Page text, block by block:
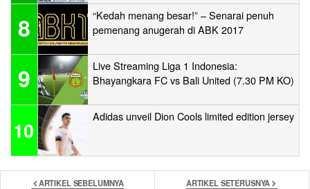
8
“Kedah menang besar!” – Senarai penuh
pemenang anugerah di ABK 2017
9
Live Streaming Liga 1 Indonesia:
Bhayangkara FC vs Bali United (7.30 PM KO)
10
Adidas unveil Dion Cools limited edition jersey
ARTIKEL SEBELUMNYA
ARTIKEL SETERUSNYA